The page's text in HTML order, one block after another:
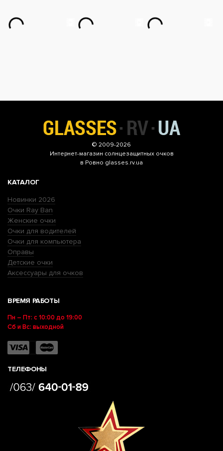
© 2009-2026
Интернет-магазин солнцезащитных очков
в Ровно glasses.rv.ua
КАТАЛОГ
Новинки 2026
Очки Ray Ban
Женские очки
Очки для водителей
Очки для компьютера
Оправы
Детские очки
Аксессуары для очков
ВРЕМЯ РАБОТЫ
Пн – Пт: с 10:00 до 19:00
Сб и Вс: выходной
ТЕЛЕФОНЫ